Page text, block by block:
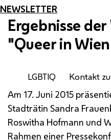
NEWSLETTER
Ergebnisse der
"Queerin
LGBTIQ Kontakt
Am 17. Juni 2015
Stadträtin Sandra
Roswitha Hofmann und
Rahmen einer